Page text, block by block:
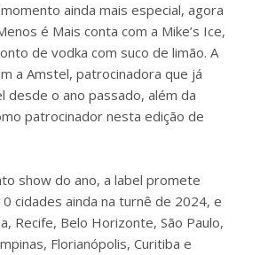
ainda mais especial, agora
é Mais conta com a Mike’s Ice,
de vodka com suco de limão. A
a Amstel, patrocinadora que já
desde o ano passado, além da
patrocinador nesta edição de
show do ano, a label promete
cidades ainda na turnê de 2024, e
Recife, Belo Horizonte, São Paulo,
Florianópolis, Curitiba e